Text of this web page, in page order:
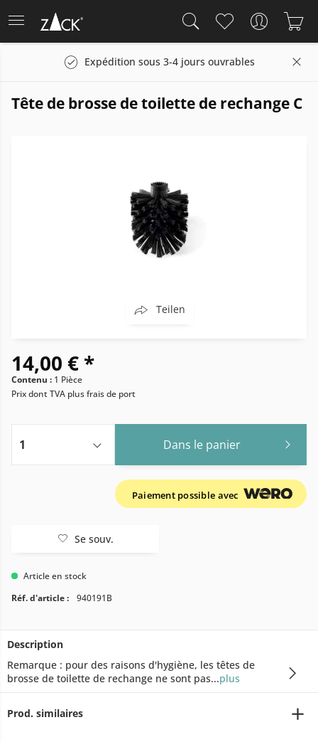
Expédition sous 3-4 jours ouvrables
Tête de brosse de toilette de rechange C
Teilen
14,00 € *
Contenu : 1 Pièce
Prix dont TVA plus frais de port
Dans le panier
Paiement possible avec
Se souv.
Article en stock
Réf. d'article :
940191B
Description
Remarque : pour des raisons d'hygiène, les têtes de
brosse de toilette de rechange ne sont pas...plus
Prod. similaires